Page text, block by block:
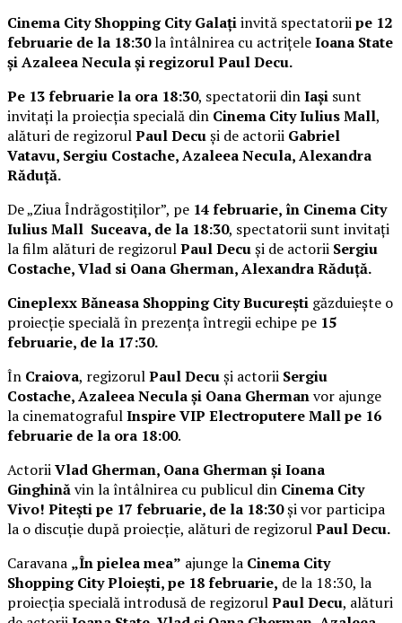
Cinema City Shopping City Galațiinvită spectatoriipe 12
februarie de la 18:30la întâlnirea cu actrițeleIoana State
și Azaleea Necula și regizorul Paul Decu.
Pe 13 februarie la ora 18:30, spectatorii dinIași sunt
invitați la proiecția specială din Cinema City Iulius Mall,
alături de regizorulPaul Decuși de actorii Gabriel
Vatavu, Sergiu Costache, Azaleea Necula, Alexandra
Răduță.
De „Ziua Îndrăgostiților”, pe 14 februarie, în Cinema City
Iulius Mall Suceava, de la 18:30, spectatorii sunt invitați
la film alături de regizorulPaul Decuși de actorii Sergiu
Costache, Vlad si Oana Gherman, Alexandra Răduță.
Cineplexx Băneasa Shopping City București găzduiește o
proiecție specială în prezența întregii echipe pe 15
februarie, de la 17:30.
În Craiova, regizorulPaul Decuși actorii Sergiu
Costache, Azaleea Necula și Oana Ghermanvor ajunge
la cinematografulInspire VIP Electroputere Mall pe 16
februarie de la ora 18:00.
ActoriiVlad Gherman, Oana Gherman și Ioana
Ginghinăvin la întâlnirea cu publicul din Cinema City
Vivo! Pitești pe 17 februarie, de la 18:30și vor participa
la o discuție după proiecție, alături de regizorulPaul Decu.
Caravana „În pielea mea” ajunge la Cinema City
Shopping City Ploiești, pe 18 februarie, de la 18:30, la
proiecția specială introdusă de regizorulPaul Decu, alături